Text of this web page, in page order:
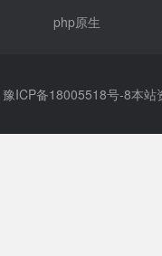
php原生
豫ICP备18005518号-8本站